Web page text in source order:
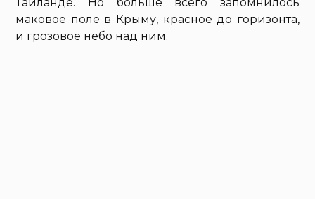
маковое поле в Крыму, красное до горизонта,
и грозовое небо над ним.